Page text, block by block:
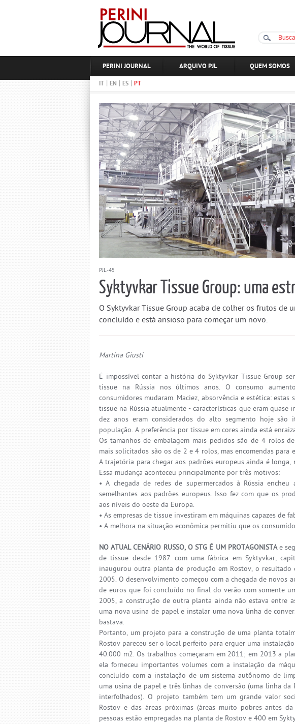
PERINI JOURNAL ARQUIVO PJL QUEM SOMOS
IT | EN | ES | PT
PJL-45
Syktyvkar Tissue Group: uma
O Syktyvkar Tissue Group acaba de colher os frutos de
concluído e está ansioso para começar um novo.
Martina Giusti
É impossível contar a história do Syktyvkar Tissue Group
tissue na Rússia nos últimos anos. O consumo
consumidores mudaram. Maciez, absorvência e estética:
tissue na Rússia atualmente - características que eram
dez anos eram considerados do alto segmento hoje
população. A preferência por tissue em cores ainda está
Os tamanhos de embalagem mais pedidos são de 4 rolos
mais solicitados são os de 2 e 4 rolos, mas encomendas
A trajetória para chegar aos padrões europeus ainda é
Essa mudança aconteceu principalmente por três motivos:
• A chegada de redes de supermercados à Rússia
semelhantes aos padrões europeus. Isso fez com que os
aos níveis do oeste da Europa.
• As empresas de tissue investiram em máquinas capazes de
• A melhora na situação econômica permitiu que os
NO ATUAL CENÁRIO RUSSO, O STG É UM PROTAGONISTAe
de tissue desde 1987 com uma fábrica em Syktyvkar,
inaugurou outra planta de produção em Rostov, o
2005. O desenvolvimento começou com a chegada de novos
de euros que foi concluído no final do verão com somente
2005, a construção de outra planta ainda não estava entre
uma nova usina de papel e instalar uma nova linha de
bastava.
Portanto, um projeto para a construção de uma planta
Rostov pareceu ser o local perfeito para erguer uma
40.000 m2. Os trabalhos começaram em 2011; em 2013 a
ela forneceu importantes volumes com a instalação da
concluído com a instalação de um sistema autônomo de
uma usina de papel e três linhas de conversão (uma linha
interfolhados). O projeto também tem um grande valor
Rostov e das áreas próximas (áreas muito pobres antes
pessoas estão empregadas na planta de Rostov e 400 em